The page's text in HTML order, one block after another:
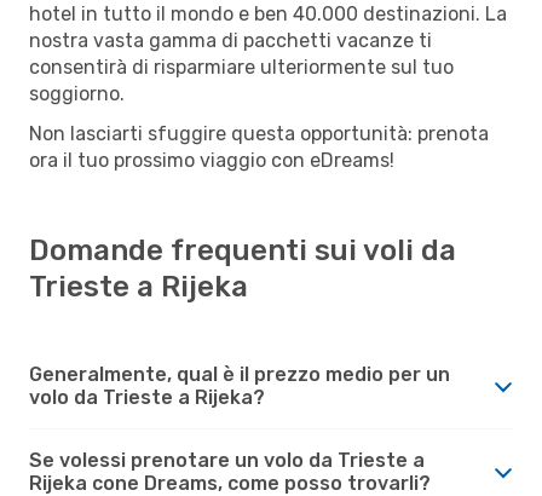
hotel in tutto il mondo e ben 40.000 destinazioni. La
nostra vasta gamma di pacchetti vacanze ti
consentirà di risparmiare ulteriormente sul tuo
soggiorno.
Non lasciarti sfuggire questa opportunità: prenota
ora il tuo prossimo viaggio con eDreams!
Domande frequenti sui voli da
Trieste a Rijeka
Generalmente, qual è il prezzo medio per un
volo da Trieste a Rijeka?
Se volessi prenotare un volo da Trieste a
Rijeka cone Dreams, come posso trovarli?